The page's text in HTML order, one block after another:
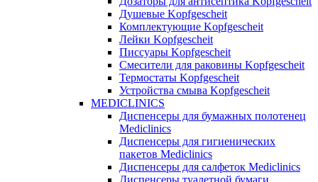
Душевые Kopfgescheit
Комплектующие Kopfgescheit
Лейки Kopfgescheit
Писсуары Kopfgescheit
Смесители для раковины Kopfgescheit
Термостаты Kopfgescheit
Устройства смыва Kopfgescheit
MEDICLINICS
Диспенсеры для бумажных полотенец
Mediclinics
Диспенсеры для гигиенических
пакетов Mediclinics
Диспенсеры для салфеток Mediclinics
Диспенсеры туалетной бумаги